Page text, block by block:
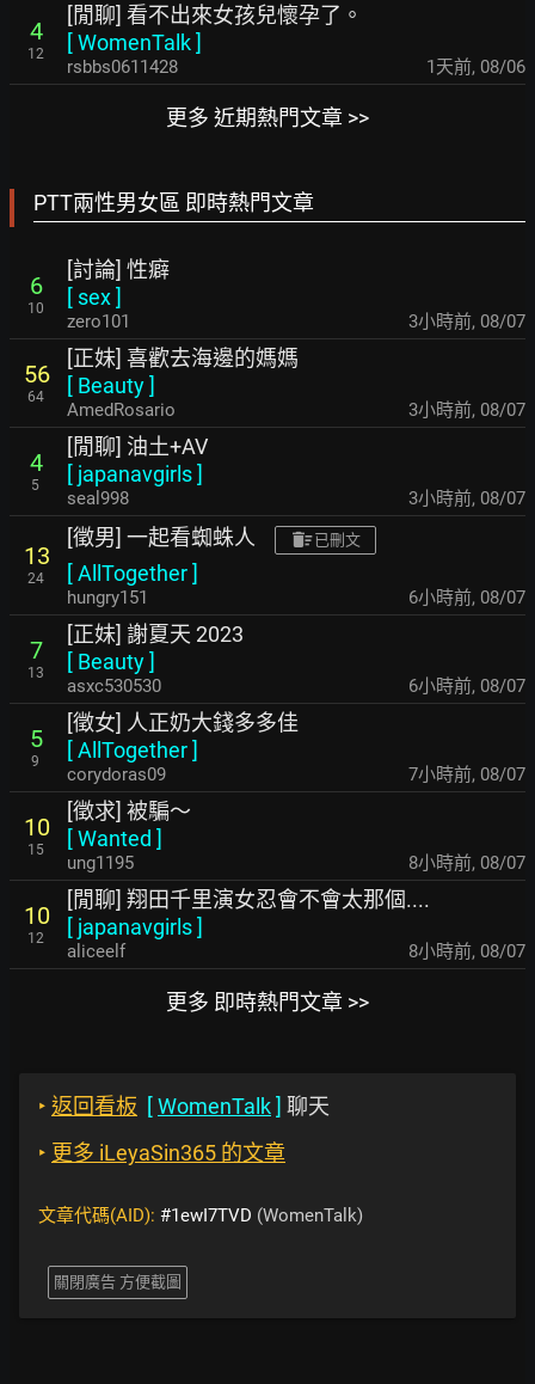
4
12
[閒聊] 看不出來女孩兒懷孕了。
[WomenTalk]
rsbbs0611428 1天前, 08/06
更多 近期熱門文章 >>
PTT兩性男女區 即時熱門文章
6
10
[討論] 性癖
[ sex]
zero101 3小時前, 08/07
56
64
[正妹] 喜歡去海邊的媽媽
[ Beauty]
AmedRosario 3小時前, 08/07
4
5
[閒聊] 油土+AV
[ japanavgirls]
seal998 3小時前, 08/07
13
24
[徵男] 一起看蜘蛛人 已刪文
[AllTogether]
hungry151 6小時前, 08/07
7
13
[正妹] 謝夏天 2023
[ Beauty]
asxc530530 6小時前, 08/07
5
9
[徵女] 人正奶大錢多多佳
[AllTogether]
corydoras09 7小時前, 08/07
10
15
[徵求] 被騙～
[Wanted ]
ung1195 8小時前, 08/07
10
12
[閒聊] 翔田千里演女忍會不會太那個....
[ japanavgirls]
aliceelf 8小時前, 08/07
更多 即時熱門文章 >>
‣ 返回看板 [WomenTalk] 聊天
‣ 更多 iLeyaSin365 的文章
文章代碼(AID): #1ewI7TVD (WomenTalk)
關閉廣告 方便截圖